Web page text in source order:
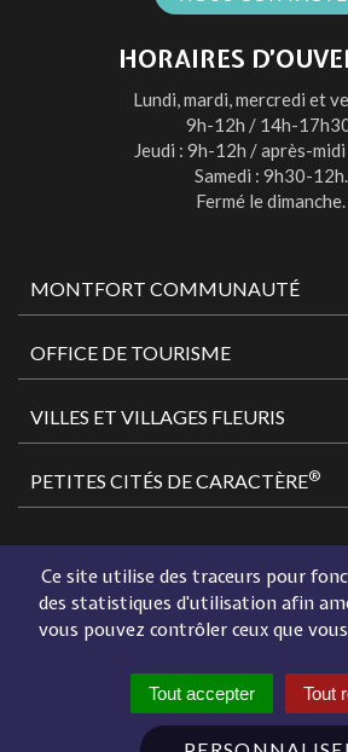
Ce site utilise des traceurs pour
des statistiques d'utilisation afin
vous pouvez contrôler ceux que
Tout accepter Tout
HORAIRES
Lundi, mardi, mercredi et
9h-12h / 14h-
Jeudi : 9h-12h / après-
Samedi : 9h30-12h.
Fermé le dimanche.
MONTFORT COMMUNAUTÉ
OFFICE DE TOURISME
VILLES ET VILLAGES FLEURIS
PETITES CITÉS DE CARACTÈRE®
PLAN DU SITE
ACCESSIBILITÉ
FLUX RSS